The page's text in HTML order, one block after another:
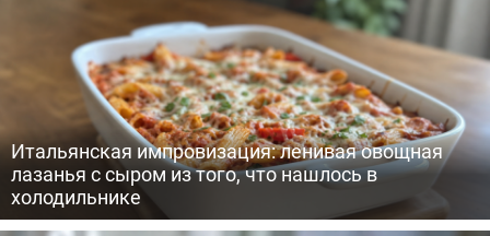
Итальянская импровизация: ленивая овощная
лазанья с сыром из того, что нашлось в
холодильнике